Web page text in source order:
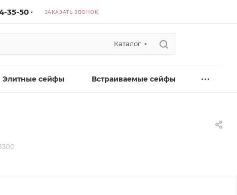
35-50 ЗАКАЗАТЬ ЗВОНОК
Каталог
Элитные сейфы Встраиваемые сейфы